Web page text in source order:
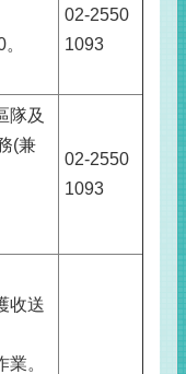
02-2550
1093
隊及
(兼
02-2550
1093
收送
。